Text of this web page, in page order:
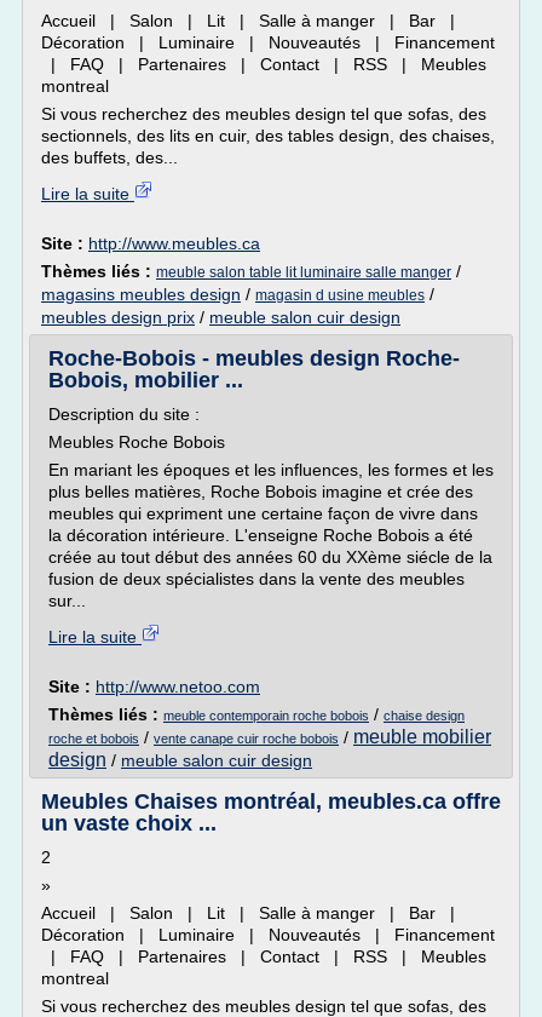
Accueil | Salon | Lit | Salle à manger | Bar |
Décoration | Luminaire | Nouveautés | Financement
| FAQ | Partenaires | Contact | RSS | Meubles
montreal
Si vous recherchez des meubles design tel que sofas, des
sectionnels, des lits en cuir, des tables design, des chaises,
des buffets, des...
Lire la suite
Site : http://www.meubles.ca
Thèmes liés : meuble salon table lit luminaire salle manger /
magasins meubles design / magasin d usine meubles /
meubles design prix / meuble salon cuir design
Roche-Bobois - meubles design Roche-
Bobois, mobilier ...
Description du site :
Meubles Roche Bobois
En mariant les époques et les influences, les formes et les
plus belles matières, Roche Bobois imagine et crée des
meubles qui expriment une certaine façon de vivre dans
la décoration intérieure. L'enseigne Roche Bobois a été
créée au tout début des années 60 du XXème siécle de la
fusion de deux spécialistes dans la vente des meubles
sur...
Lire la suite
Site : http://www.netoo.com
Thèmes liés : meuble contemporain roche bobois / chaise design
roche et bobois / vente canape cuir roche bobois / meuble mobilier
design / meuble salon cuir design
Meubles Chaises montréal, meubles.ca offre
un vaste choix ...
2
»
Accueil | Salon | Lit | Salle à manger | Bar |
Décoration | Luminaire | Nouveautés | Financement
| FAQ | Partenaires | Contact | RSS | Meubles
montreal
Si vous recherchez des meubles design tel que sofas, des